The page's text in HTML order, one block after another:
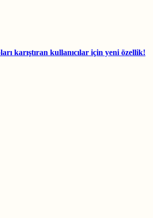
karıştıran kullanıcılar için yeni özellik!